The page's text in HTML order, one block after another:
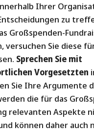
Ihrer
zu
Großspenden-
versuchen Sie diese
Sprechen Sie mit
Vorgesetzten
Sie Ihre Argumente
die für das
relevanten Aspekte
können daher auch